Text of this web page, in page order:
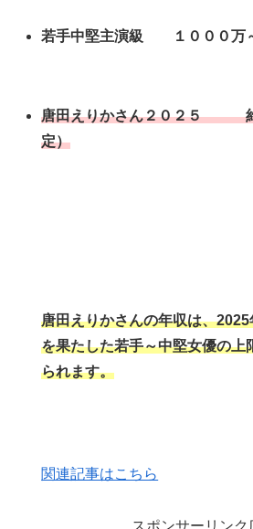
若手中堅主演級 １０００万
唐田えりかさん２０２５ 約
定）
唐田えりかさんの年収は、
を果たした若手～中堅女優の上
られます。
関連記事はこちら
スポンサーリンク